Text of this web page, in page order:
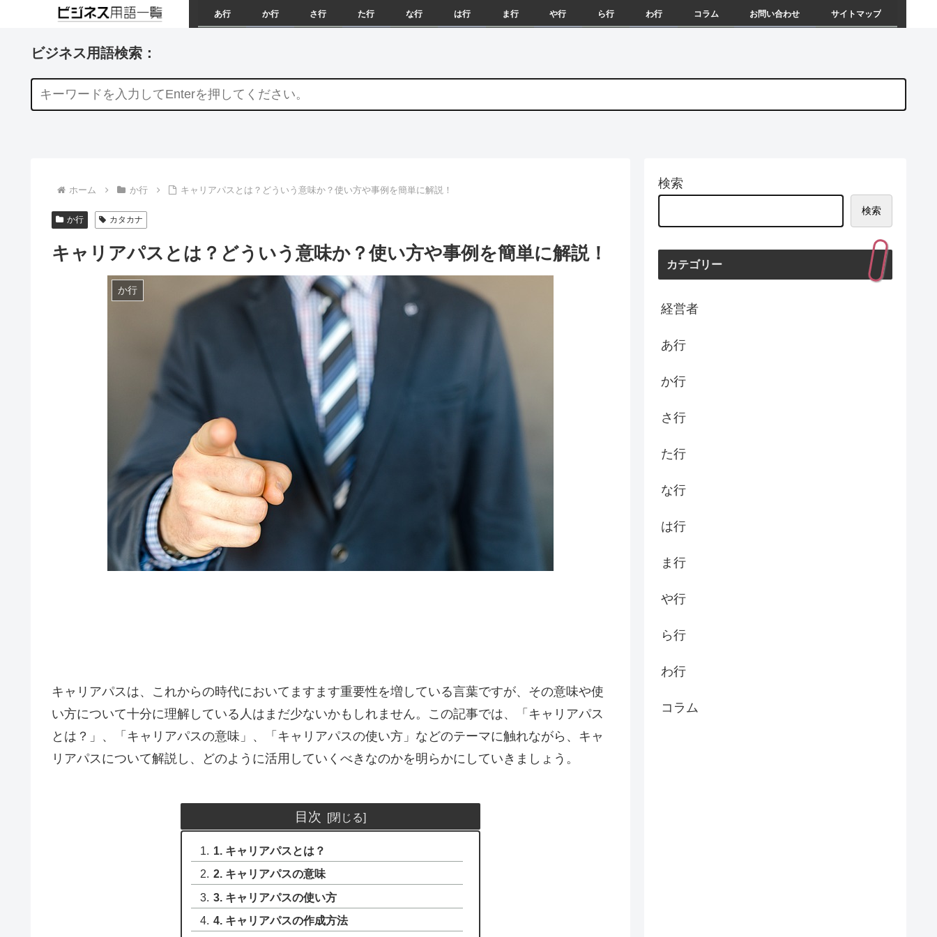
あ行 か行 さ行 た行 な行 は行 ま行 や行 ら行 わ行 コラム お問い合わせ サイトマップ
ビジネス用語検索：
ホーム か行 キャリアパスとは？どういう意味か？使い方や事例を簡単に解説！
か行 カタカナ
キャリアパスとは？どういう意味か？使い方や事例を簡単に解説！
か行
キャリアパスは、これからの時代においてますます重要性を増している言葉ですが、その意味や使
い方について十分に理解している人はまだ少ないかもしれません。この記事では、「キャリアパス
とは？」、「キャリアパスの意味」、「キャリアパスの使い方」などのテーマに触れながら、キャ
リアパスについて解説し、どのように活用していくべきなのかを明らかにしていきましょう。
目次
1. キャリアパスとは？
2. キャリアパスの意味
3. キャリアパスの使い方
4. キャリアパスの作成方法
検索
検索
カテゴリー
経営者
あ行
か行
さ行
た行
な行
は行
ま行
や行
ら行
わ行
コラム